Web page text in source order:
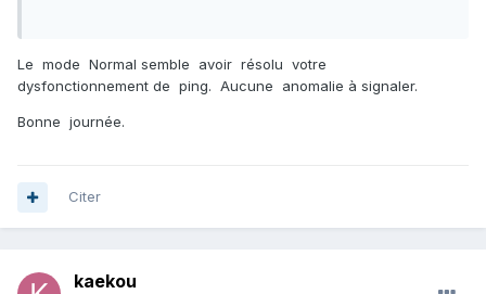
Le mode Normal semble avoir résolu votre
dysfonctionnement de ping. Aucune anomalie à signaler.
Bonne journée.
Citer
kaekou